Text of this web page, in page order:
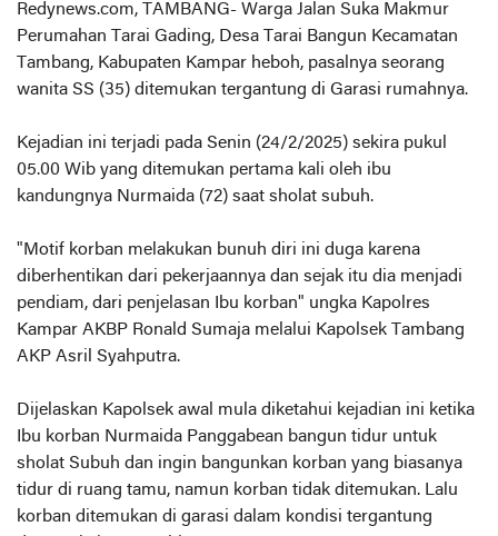
Redynews.com, TAMBANG- Warga Jalan Suka Makmur
Perumahan Tarai Gading, Desa Tarai Bangun Kecamatan
Tambang, Kabupaten Kampar heboh, pasalnya seorang
wanita SS (35) ditemukan tergantung di Garasi rumahnya.
Kejadian ini terjadi pada Senin (24/2/2025) sekira pukul
05.00 Wib yang ditemukan pertama kali oleh ibu
kandungnya Nurmaida (72) saat sholat subuh.
"Motif korban melakukan bunuh diri ini duga karena
diberhentikan dari pekerjaannya dan sejak itu dia menjadi
pendiam, dari penjelasan Ibu korban" ungka Kapolres
Kampar AKBP Ronald Sumaja melalui Kapolsek Tambang
AKP Asril Syahputra.
Dijelaskan Kapolsek awal mula diketahui kejadian ini ketika
Ibu korban Nurmaida Panggabean bangun tidur untuk
sholat Subuh dan ingin bangunkan korban yang biasanya
tidur di ruang tamu, namun korban tidak ditemukan. Lalu
korban ditemukan di garasi dalam kondisi tergantung